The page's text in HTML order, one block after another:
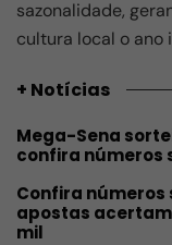
sazonalidade,
cultura local o ano
+ Notícias
Mega-Sena
confira números
Confira números
apostas acertam
mil